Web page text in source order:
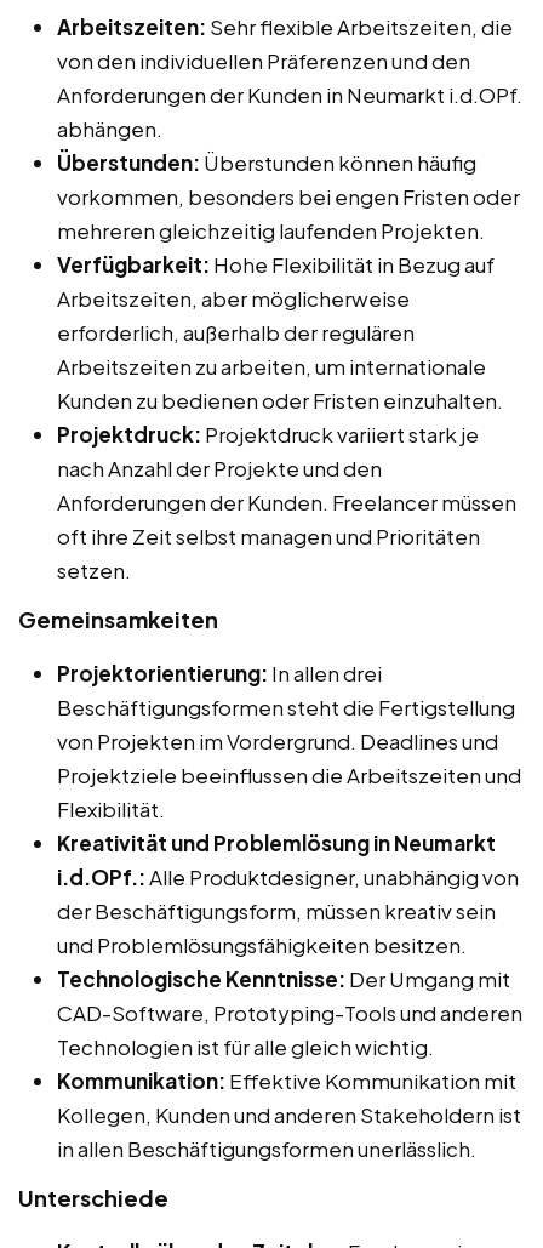
Arbeitszeiten: Sehr flexible Arbeitszeiten, die
von den individuellen Präferenzen und den
Anforderungen der Kunden in Neumarkt i.d.OPf.
abhängen.
Überstunden: Überstunden können häufig
vorkommen, besonders bei engen Fristen oder
mehreren gleichzeitig laufenden Projekten.
Verfügbarkeit: Hohe Flexibilität in Bezug auf
Arbeitszeiten, aber möglicherweise
erforderlich, außerhalb der regulären
Arbeitszeiten zu arbeiten, um internationale
Kunden zu bedienen oder Fristen einzuhalten.
Projektdruck: Projektdruck variiert stark je
nach Anzahl der Projekte und den
Anforderungen der Kunden. Freelancer müssen
oft ihre Zeit selbst managen und Prioritäten
setzen.
Gemeinsamkeiten
Projektorientierung: In allen drei
Beschäftigungsformen steht die Fertigstellung
von Projekten im Vordergrund. Deadlines und
Projektziele beeinflussen die Arbeitszeiten und
Flexibilität.
Kreativität und Problemlösung in Neumarkt
i.d.OPf.:Alle Produktdesigner, unabhängig von
der Beschäftigungsform, müssen kreativ sein
und Problemlösungsfähigkeiten besitzen.
Technologische Kenntnisse: Der Umgang mit
CAD-Software, Prototyping-Tools und anderen
Technologien ist für alle gleich wichtig.
Kommunikation: Effektive Kommunikation mit
Kollegen, Kunden und anderen Stakeholdern ist
in allen Beschäftigungsformen unerlässlich.
Unterschiede